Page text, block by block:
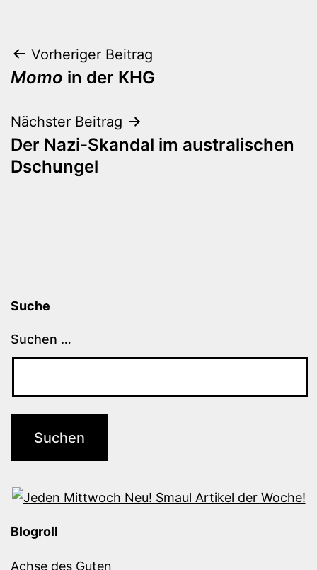
Beitragsnavigation
Vorheriger Beitrag
Momo in der KHG
Nächster Beitrag
Der Nazi-Skandal im australischen
Dschungel
Suche
Suchen …
Blogroll
Achse des Guten